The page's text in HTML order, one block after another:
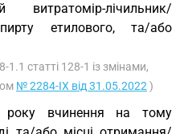
витратомір-лічильник/
етилового, та/або
статті 128-1 із змінами,
№ 2284-IX від 31.05.2022 )
року вчинення на тому